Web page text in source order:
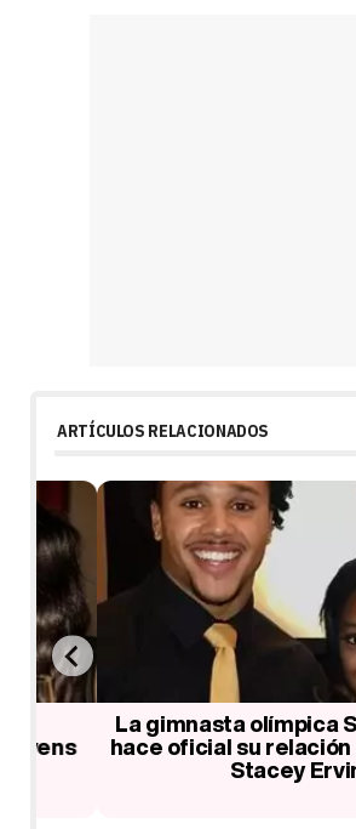
ARTÍCULOS RELACIONADOS
La gimnasta olímpica
hace oficial su relación con
Stacey Ervin